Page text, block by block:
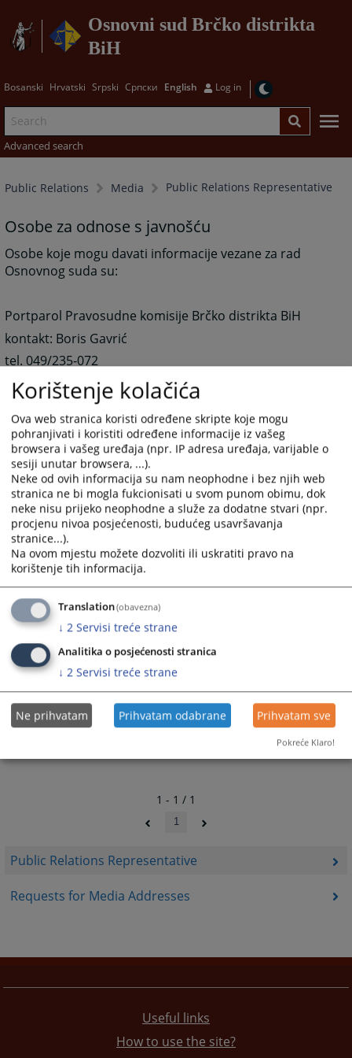
Osnovni sud Brčko distrikta
BiH
Bosanski Hrvatski Srpski Српски English Log in
Advanced search
Public Relations Media Public Relations Representative
Public Relations Representative
Requests for Media Addresses
Osobe za odnose s javnošću
Osobe koje mogu davati informacije vezane za rad
Osnovnog suda su:
Portparol Pravosudne komisije Brčko distrikta BiH
kontakt: Boris Gavrić
tel. 049/235-072
fax. 049/235-070
b.gavric@pkbd.ba
Predsjednik Osnovnog suda Brčko distrikta BiH
kontakt: g. Dragan Tomaš
tel./fax 049/216-194
e-mail:d.tomas@osbd.ba
3256VIEWS
1 - 1 / 1
1
Useful links
How to use the site?
Korištenje kolačića
Ova web stranica koristi određene skripte koje mogu
pohranjivati i koristiti određene informacije iz vašeg
browsera i vašeg uređaja (npr. IP adresa uređaja, varijable o
sesiji unutar browsera, ...).
Neke od ovih informacija su nam neophodne i bez njih web
stranica ne bi mogla fukcionisati u svom punom obimu, dok
neke nisu prijeko neophodne a služe za dodatne stvari (npr.
procjenu nivoa posjećenosti, budućeg usavršavanja
stranice...).
Na ovom mjestu možete dozvoliti ili uskratiti pravo na
korištenje tih informacija.
Translation(obavezna)
↓ 2 Servisi treće strane
Analitika o posjećenosti stranica
↓ 2 Servisi treće strane
Ne prihvatam Prihvatam odabrane Prihvatam sve
Pokreće Klaro!